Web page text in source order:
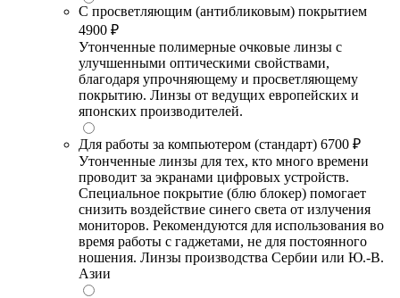
С просветляющим (антибликовым) покрытием
4900 ₽
Утонченные полимерные очковые линзы с
улучшенными оптическими свойствами,
благодаря упрочняющему и просветляющему
покрытию. Линзы от ведущих европейских и
японских производителей.
Для работы за компьютером (стандарт) 6700 ₽
Утонченные линзы для тех, кто много времени
проводит за экранами цифровых устройств.
Специальное покрытие (блю блокер) помогает
снизить воздействие синего света от излучения
мониторов. Рекомендуются для использования во
время работы с гаджетами, не для постоянного
ношения. Линзы производства Сербии или Ю.-В.
Азии